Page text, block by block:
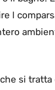
l
si tratta